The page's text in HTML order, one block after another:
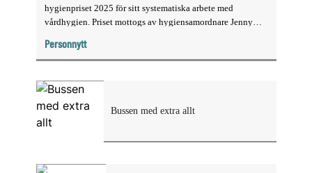
hygienpriset 2025 för sitt systematiska arbete med
vårdhygien. Priset mottogs av hygiensamordnare Jenny
Personnytt
Bussen med extra allt